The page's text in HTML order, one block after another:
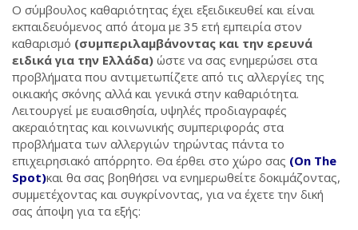
Ο σύμβουλος καθαριότητας έχει εξειδικευθεί και είναι
εκπαιδευόμενος από άτομα με 35 ετή εμπειρία στον
καθαρισμό (συμπεριλαμβάνοντας και την ερευνά
ειδικά για την Ελλάδα) ώστε να σας ενημερώσει στα
προβλήματα που αντιμετωπίζετε από τις αλλεργίες της
οικιακής σκόνης αλλά και γενικά στην καθαριότητα.
Λειτουργεί με ευαισθησία, υψηλές προδιαγραφές
ακεραιότητας και κοινωνικής συμπεριφοράς στα
προβλήματα των αλλεργιών τηρώντας πάντα το
επιχειρησιακό απόρρητο. Θα έρθει στο χώρο σας (On The
Spot)και θα σας βοηθήσει να ενημερωθείτε δοκιμάζοντας,
συμμετέχοντας και συγκρίνοντας, για να έχετε την δική
σας άποψη για τα εξής: